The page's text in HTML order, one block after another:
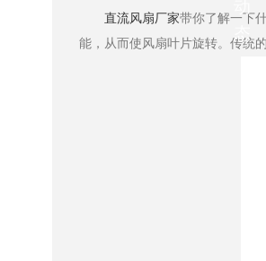
态
​直流风扇厂家带你了解一下什
能，从而使风扇叶片旋转。传统